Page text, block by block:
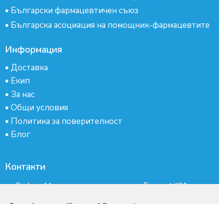
• Български фармацевтичен съюз
• Българска асоциация на помощник-фармацевтите
Информация
• Доставка
• Екип
• За нас
• Общи условия
• Политика за поверителност
• Блог
Контакти
гр.София, Манастирски ливади, ж.к.Бокар №21-